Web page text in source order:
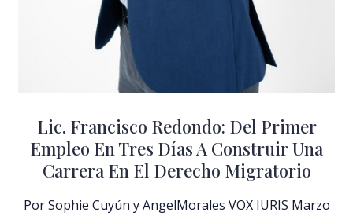
Lic. Francisco Redondo: Del Primer
Empleo En Tres Días A Construir Una
Carrera En El Derecho Migratorio
Por Sophie Cuyún y AngelMorales VOX IURIS Marzo